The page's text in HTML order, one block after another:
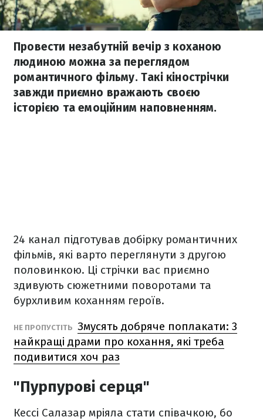
Провести незабутній вечір з коханою
людиною можна за переглядом
романтичного фільму. Такі кінострічки
завжди приємно вражають своєю
історією та емоційним наповненням.
24 канал підготував добірку романтичних
фільмів, які варто переглянути з другою
половинкою. Ці стрічки вас приємно
здивують сюжетними поворотами та
бурхливим коханням героїв.
НЕ ПРОПУСТІТЬ Змусять добряче поплакати: 3
найкращі драми про кохання, які треба
подивитися хоч раз
"Пурпурові серця"
Кессі Салазар мріяла стати співачкою, бо